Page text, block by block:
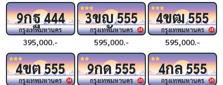
9กฐ444
กรุงเทพมหานคร
395,000.-
24
3ขญ555
กรุงเทพมหานคร
595,000.-
24
4ขฒ555
กรุงเทพมหานคร
595,000.-
24
4ขต555
กรุงเทพมหานคร 26
9กด555
กรุงเทพมหานคร 26
4กล555
กรุงเทพมหานคร